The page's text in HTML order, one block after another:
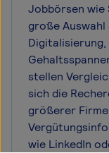
Jobbörsen
große
stellen
sich die
größerer
wie LinkedIn